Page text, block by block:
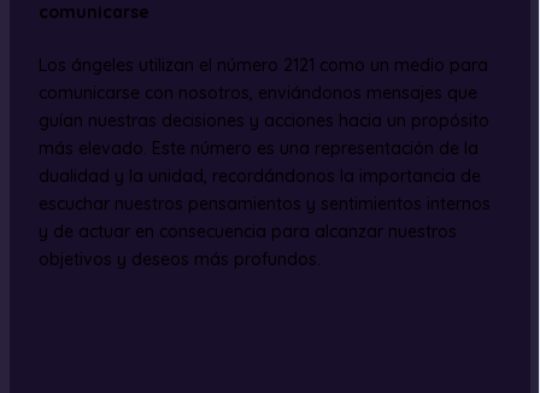
comunicarse
Los ángeles utilizan el número 2121 como un medio para
comunicarse con nosotros, enviándonos mensajes que
guían nuestras decisiones y acciones hacia un propósito
más elevado. Este número es una representación de la
dualidad y la unidad, recordándonos la importancia de
escuchar nuestros pensamientos y sentimientos internos
y de actuar en consecuencia para alcanzar nuestros
objetivos y deseos más profundos.